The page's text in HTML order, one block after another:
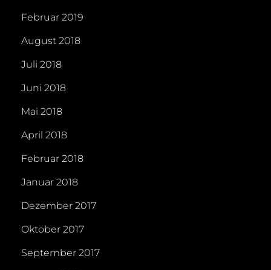
Februar 2019
August 2018
Juli 2018
Juni 2018
Mai 2018
April 2018
Februar 2018
Januar 2018
Dezember 2017
Oktober 2017
September 2017